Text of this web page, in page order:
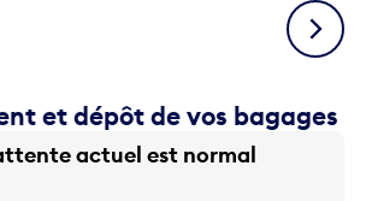
Suivant
et dépôt de vos bagages
actuel est normal